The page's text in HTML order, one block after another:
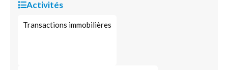
Activités
Transactions immobilières